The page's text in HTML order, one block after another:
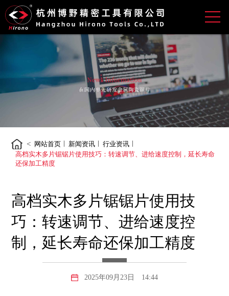
< 网站首页 新闻资讯
行业资讯
高档实木多片锯锯片使用技巧：转速调节、进给速度控制，延长寿命
还保加工精度
高档实木多片锯锯片使用技
巧：转速调节、进给速度控
制，延长寿命还保加工精度
2025年09月23日 14:44